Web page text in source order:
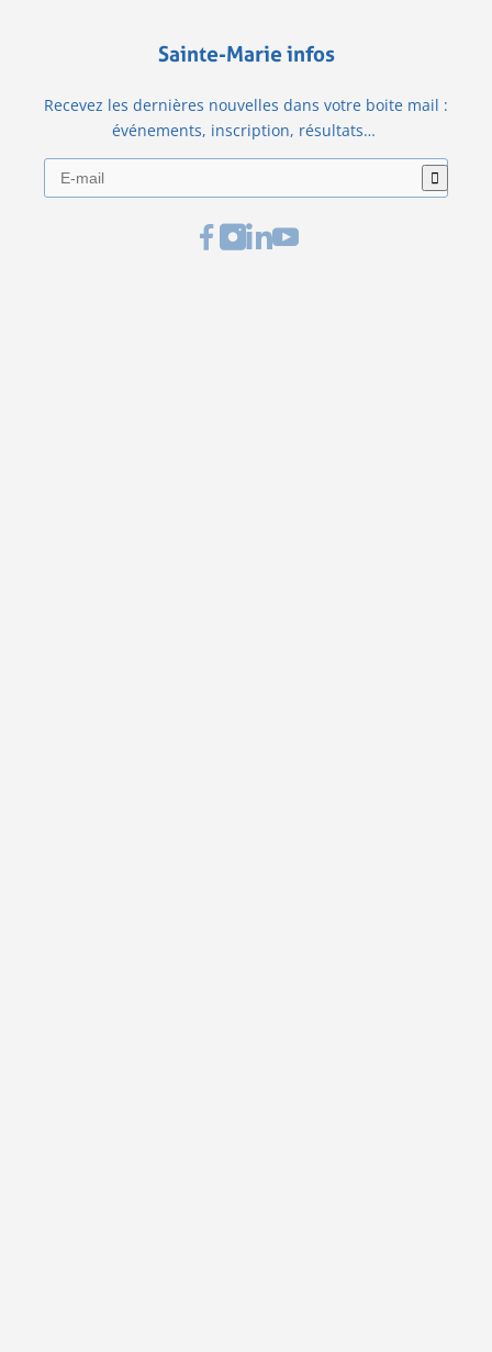
Sainte-Marie infos
Recevez les dernières nouvelles dans votre boite mail :
événements, inscription, résultats…
